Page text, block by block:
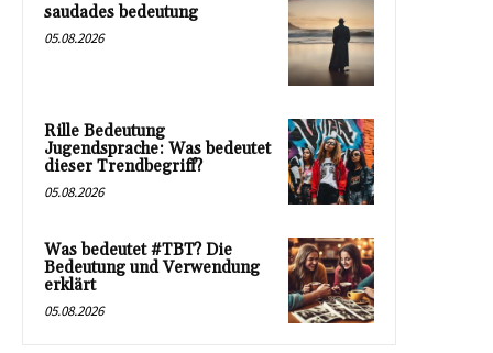
saudades bedeutung
05.08.2026
Rille Bedeutung
Jugendsprache: Was bedeutet
dieser Trendbegriff?
05.08.2026
Was bedeutet #TBT? Die
Bedeutung und Verwendung
erklärt
05.08.2026